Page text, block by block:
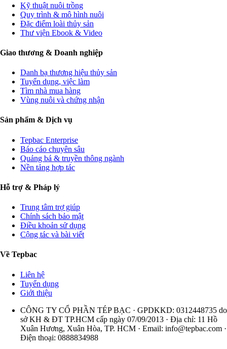
Kỹ thuật nuôi trồng
Quy trình & mô hình nuôi
Đặc điểm loài thủy sản
Thư viện Ebook & Video
Giao thương & Doanh nghiệp
Danh bạ thương hiệu thủy sản
Tuyển dụng, việc làm
Tìm nhà mua hàng
Vùng nuôi và chứng nhận
Sản phẩm & Dịch vụ
Tepbac Enterprise
Báo cáo chuyên sâu
Quảng bá & truyền thông ngành
Nền tảng hợp tác
Hỗ trợ & Pháp lý
Trung tâm trợ giúp
Chính sách bảo mật
Điều khoản sử dụng
Cộng tác và bài viết
Về Tepbac
Liên hệ
Tuyển dụng
Giới thiệu
CÔNG TY CỔ PHẦN TÉP BẠC · GPDKKD: 0312448735 do
sở KH & ĐT TP.HCM cấp ngày 07/09/2013 · Địa chỉ: 11 Hồ
Xuân Hương, Xuân Hòa, TP. HCM · Email: info@tepbac.com ·
Điện thoại: 0888834988